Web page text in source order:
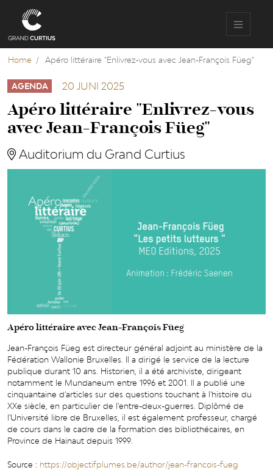
de
gaan
Home Apéro littéraire "Enlivrez-vous avec Jean-François Füeg"
AGENDA 20 JUNI 2025
Apéro littéraire "Enlivrez-vous
avec Jean-François Füeg"
Auditorium du Grand Curtius
Apéro littéraire avec Jean-François Füeg
Jean-François Füeg est directeur général adjoint au ministère de la
Fédération Wallonie Bruxelles. Il a dirigé le service de la lecture
publique durant 10 ans. Historien, il a été archiviste, dirigeant
notamment le Mundaneum entre 1996 et 2001. Il a publié une
cinquantaine d'articles sur des questions touchant à l'histoire du
XXe siècle, en particulier de l'entre-deux-guerres. Diplômé de
l'Université libre de Bruxelles, il est également professeur, chargé
de cours dans le cadre de la formation des bibliothécaires, en
Province de Hainaut depuis 1999.
Source : https://objectifplumes.be/author/jean-francois-fueg